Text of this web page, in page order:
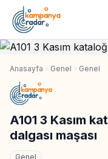
Anasayfa Genel Genel
A101 3 Kasım
dalgası maşası
Genel